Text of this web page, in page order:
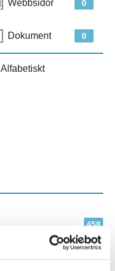
0
Webbsidor
0
Dokument
Alfabetiskt
458